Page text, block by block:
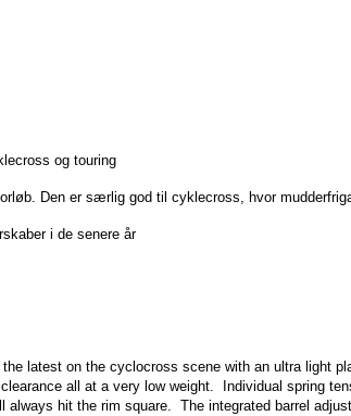
og touring
Den er særlig god til cyklecross, hvor
i de senere år
latest on the cyclocross scene with an ultra light
all at a very low weight.
Individual spring
always hit the rim square. The integrated barrel